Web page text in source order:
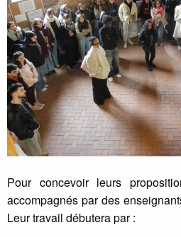
Pour concevoir leurs
accompagnés par des
Leur travail débutera par :